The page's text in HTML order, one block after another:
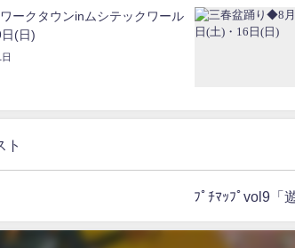
ークタウンinムシテックワール
(日)
ト
ﾌﾟﾁﾏｯﾌﾟvol9「